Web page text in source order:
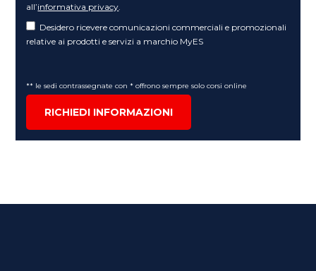
all’informativa privacy
Desidero ricevere comunicazioni commerciali e promozionali
relative ai prodotti e servizi a marchio MyES
** le sedi contrassegnate con * offrono sempre solo corsi online
RICHIEDI INFORMAZIONI